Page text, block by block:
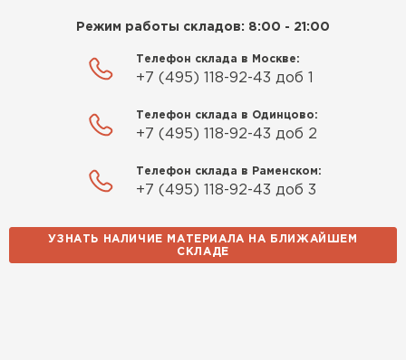
Режим работы складов: 8:00 - 21:00
Телефон склада в Москве:
+7 (495) 118-92-43 доб 1
Телефон склада в Одинцово:
+7 (495) 118-92-43 доб 2
Телефон склада в Раменском:
+7 (495) 118-92-43 доб 3
УЗНАТЬ НАЛИЧИЕ МАТЕРИАЛА НА БЛИЖАЙШЕМ
СКЛАДЕ